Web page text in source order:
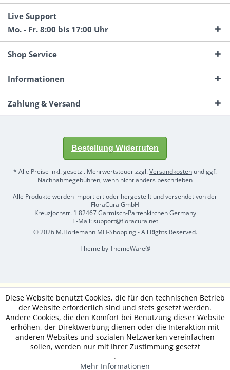
Live Support
Mo. - Fr. 8:00 bis 17:00 Uhr
Shop Service
Informationen
Zahlung & Versand
Bestellung Widerrufen
* Alle Preise inkl. gesetzl. Mehrwertsteuer zzgl.Versandkosten und ggf.
Nachnahmegebühren, wenn nicht anders beschrieben
Alle Produkte werden importiert oder hergestellt und versendet von der
FloraCura GmbH
Kreuzjochstr. 1 82467 Garmisch-Partenkirchen Germany
E-Mail: support@floracura.net
© 2026 M.Horlemann MH-Shopping - All Rights Reserved.
Theme byThemeWare®
Diese Website benutzt Cookies, die für den technischen Betrieb
der Website erforderlich sind und stets gesetzt werden.
Andere Cookies, die den Komfort bei Benutzung dieser Website
erhöhen, der Direktwerbung dienen oder die Interaktion mit
anderen Websites und sozialen Netzwerken vereinfachen
sollen, werden nur mit Ihrer Zustimmung gesetzt
.
Mehr Informationen